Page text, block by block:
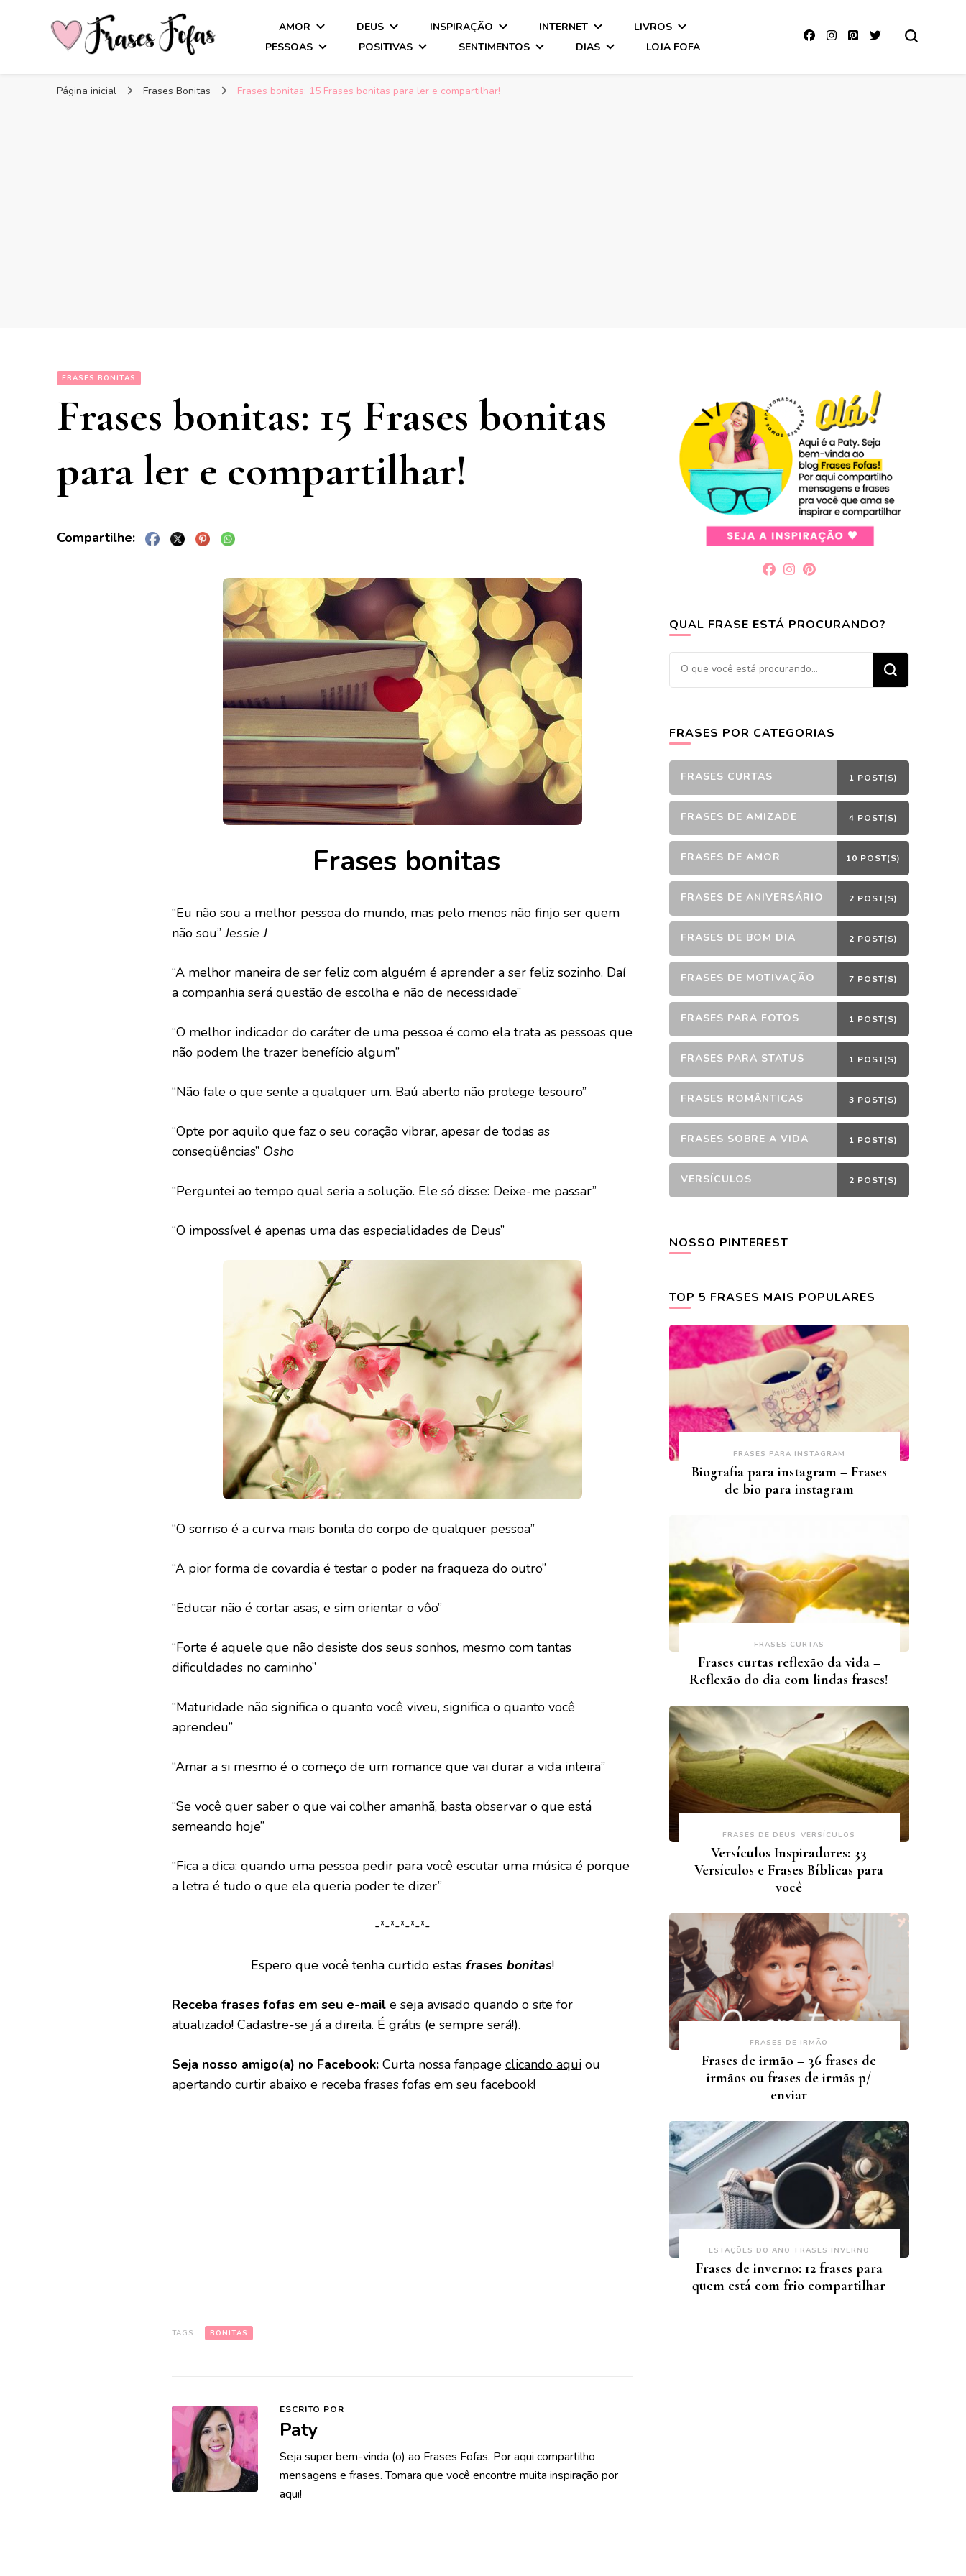
Frases Fofas
AMOR DEUS INSPIRAÇÃO INTERNET
LIVROS
PESSOAS
POSITIVAS SENTIMENTOS DIAS LOJA FOFA
Página inicial Frases Bonitas Frases bonitas: 15 Frases bonitas para ler e compartilhar!
FRASES BONITAS
Frases bonitas: 15 Frases bonitas
para ler e compartilhar!
Frases bonitas
“Eu não sou a melhor pessoa do mundo, mas pelo menos não finjo ser quem
não sou”Jessie J
“A melhor maneira de ser feliz com alguém é aprender a ser feliz sozinho. Daí
a companhia será questão de escolha e não de necessidade”
“O melhor indicador do caráter de uma pessoa é como ela trata as pessoas que
não podem lhe trazer benefício algum”
“Não fale o que sente a qualquer um. Baú aberto não protege tesouro”
“Opte por aquilo que faz o seu coração vibrar, apesar de todas as
conseqüências” Osho
“Perguntei ao tempo qual seria a solução. Ele só disse: Deixe-me passar”
“O impossível é apenas uma das especialidades de Deus”
“O sorriso é a curva mais bonita do corpo de qualquer pessoa”
“A pior forma de covardia é testar o poder na fraqueza do outro”
“Educar não é cortar asas, e sim orientar o vôo”
“Forte é aquele que não desiste dos seus sonhos, mesmo com tantas
dificuldades no caminho”
“Maturidade não significa o quanto você viveu, significa o quanto você
aprendeu”
“Amar a si mesmo é o começo de um romance que vai durar a vida inteira”
“Se você quer saber o que vai colher amanhã, basta observar o que está
semeando hoje”
“Fica a dica: quando uma pessoa pedir para você escutar uma música é porque
a letra é tudo o que ela queria poder te dizer”
-*-*-*-*-*-
Espero que você tenha curtido estas frases bonitas!
Receba frases fofas em seu e-mail e seja avisado quando o site for
atualizado! Cadastre-se já a direita. É grátis (e sempre será!).
Seja nosso amigo(a) no Facebook: Curta nossa fanpage clicando aqui ou
apertando curtir abaixo e receba frases fofas em seu facebook!
TAGS: BONITAS
ESCRITO POR
Paty
Seja super bem-vinda (o) ao Frases Fofas. Por aqui compartilho
mensagens e frases. Tomara que você encontre muita inspiração por
aqui!
QUAL FRASE ESTÁ PROCURANDO?
Procurando
algo?
FRASES POR CATEGORIAS
FRASES CURTAS 1 POST(S)
FRASES DE AMIZADE 4 POST(S)
FRASES DE AMOR 10 POST(S)
FRASES DE ANIVERSÁRIO 2 POST(S)
FRASES DE BOM DIA 2 POST(S)
FRASES DE MOTIVAÇÃO 7 POST(S)
FRASES PARA FOTOS 1 POST(S)
FRASES PARA STATUS 1 POST(S)
FRASES ROMÂNTICAS 3 POST(S)
FRASES SOBRE A VIDA 1 POST(S)
VERSÍCULOS 2 POST(S)
NOSSO PINTEREST
TOP 5 FRASES MAIS POPULARES
FRASES PARA INSTAGRAM
Biografia para instagram – Frases
de bio para instagram
FRASES CURTAS
Frases curtas reflexão da vida –
Reflexão do dia com lindas frases!
FRASES DE DEUS VERSÍCULOS
Versículos Inspiradores: 33
Versículos e Frases Bíblicas para
você
FRASES DE IRMÃO
Frases de irmão – 36 frases de
irmãos ou frases de irmãs p/
enviar
ESTAÇÕES DO ANO FRASES INVERNO
Frases de inverno: 12 frases para
quem está com frio compartilhar